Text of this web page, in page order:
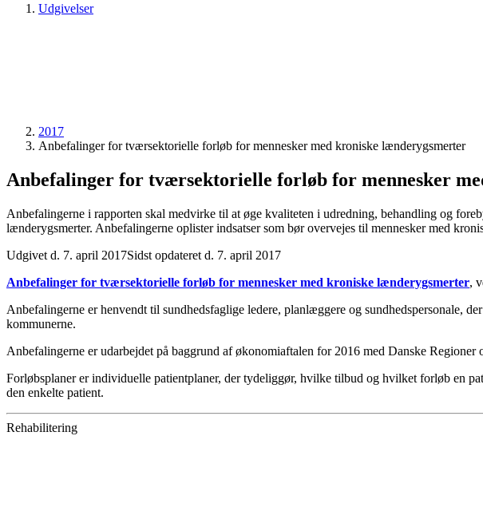
Udgivelser
2017
Anbefalinger for tværsektorielle forløb for mennesker med kroniske lænderygsmerter
Anbefalinger for tværsektorielle forløb for mennesker
Anbefalingerne i rapporten skal medvirke til at øge kvaliteten i udredning, behandling og
lænderygsmerter. Anbefalingerne oplister indsatser som bør overvejes til mennesker med
Udgivet d. 7. april 2017Sidst opdateret d. 7. april 2017
Anbefalinger for tværsektorielle forløb for mennesker med kroniske lænderygsmerter,
Anbefalingerne er henvendt til sundhedsfaglige ledere, planlæggere og sundhedspersonale,
kommunerne.
Anbefalingerne er udarbejdet på baggrund af økonomiaftalen for 2016 med Danske
Forløbsplaner er individuelle patientplaner, der tydeliggør, hvilke tilbud og hvilket forløb en
den enkelte patient.
Rehabilitering